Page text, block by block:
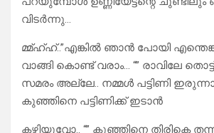
വിടർന്നു…
മ്മ്ഹ്ഹ്..”എങ്കിൽ ഞാൻ പോയി
വാങ്ങി കൊണ്ട് വരാം… “” രാവിലേ
സമരം അല്ലേ.. നമ്മൾ പട്ടിണി
കുഞ്ഞിനെ പട്ടിണിക്ക്‌ ഇടാൻ
കഴിയുവോ.. “” കുഞ്ഞിനെ തിരികെ